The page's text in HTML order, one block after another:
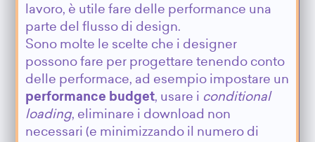
lavoro, è utile fare delle performance una
parte del flusso di design.
Sono molte le scelte che i designer
possono fare per progettare tenendo conto
delle performace, ad esempio impostare un
performance budget, usare i conditional
loading, eliminare i download non
necessari (e minimizzando il numero di